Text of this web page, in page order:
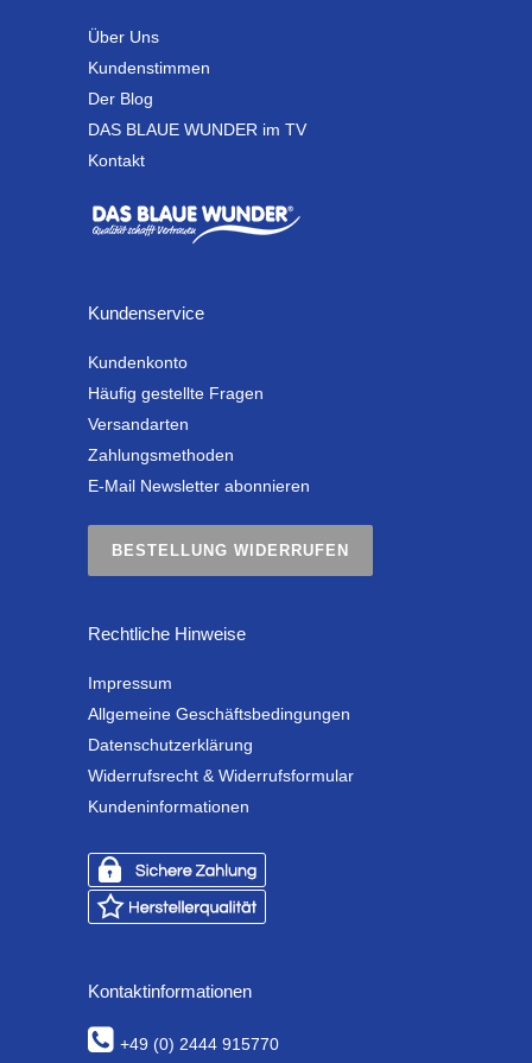
Über Uns
Kundenstimmen
Der Blog
DAS BLAUE WUNDER im TV
Kontakt
Kundenservice
Kundenkonto
Häufig gestellte Fragen
Versandarten
Zahlungsmethoden
E-Mail Newsletter abonnieren
BESTELLUNG WIDERRUFEN
Rechtliche Hinweise
Impressum
Allgemeine Geschäftsbedingungen
Datenschutzerklärung
Widerrufsrecht & Widerrufsformular
Kundeninformationen
Kontaktinformationen
+49 (0) 2444 915770